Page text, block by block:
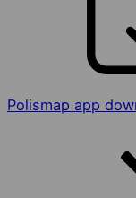
Polismap app